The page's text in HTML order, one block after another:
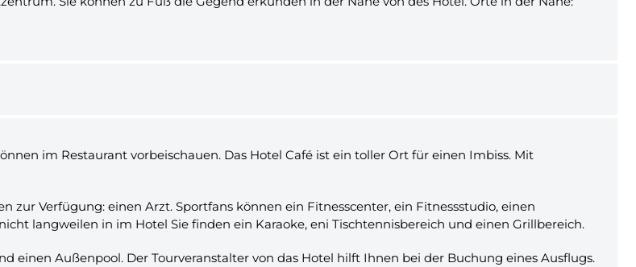
im Restaurant vorbeischauen. Das Hotel Café ist ein toller Ort für einen Imbiss. Mit
zur Verfügung: einen Arzt. Sportfans können ein Fitnesscenter, ein Fitnessstudio, einen
langweilen in im Hotel Sie finden ein Karaoke, eni Tischtennisbereich und einen Grillbereich.
einen Außenpool. Der Tourveranstalter von das Hotel hilft Ihnen bei der Buchung eines Ausflugs.